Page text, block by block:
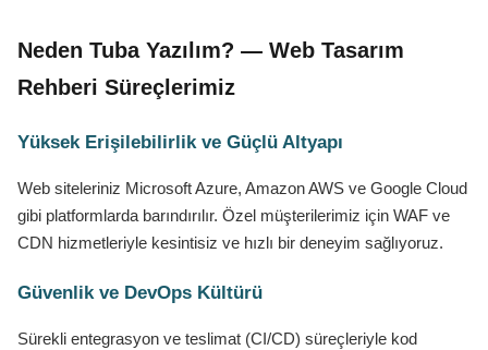
Neden Tuba Yazılım? — Web Tasarım
Rehberi Süreçlerimiz
Yüksek Erişilebilirlik ve Güçlü Altyapı
Web siteleriniz Microsoft Azure, Amazon AWS ve Google Cloud
gibi platformlarda barındırılır. Özel müşterilerimiz için WAF ve
CDN hizmetleriyle kesintisiz ve hızlı bir deneyim sağlıyoruz.
Güvenlik ve DevOps Kültürü
Sürekli entegrasyon ve teslimat (CI/CD) süreçleriyle kod